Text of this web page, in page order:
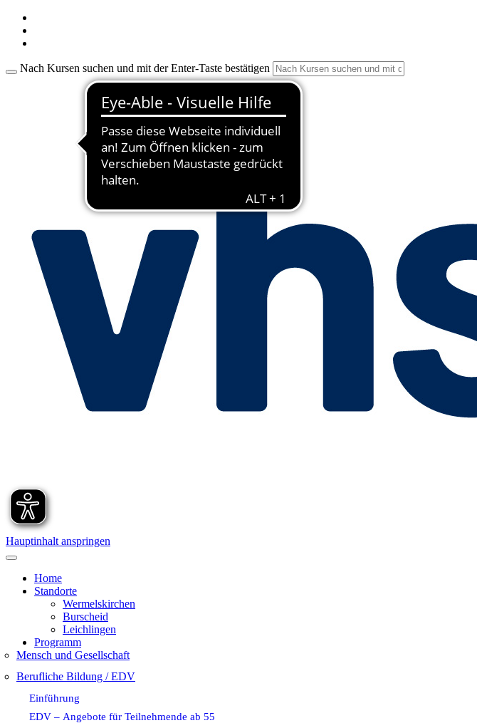
Nach Kursen suchen und mit der Enter-Taste bestätigen
Hauptinhalt anspringen
Home
Standorte
Wermelskirchen
Burscheid
Leichlingen
Programm
Mensch und Gesellschaft
Berufliche Bildung / EDV
Einführung
EDV – Angebote für Teilnehmende ab 55